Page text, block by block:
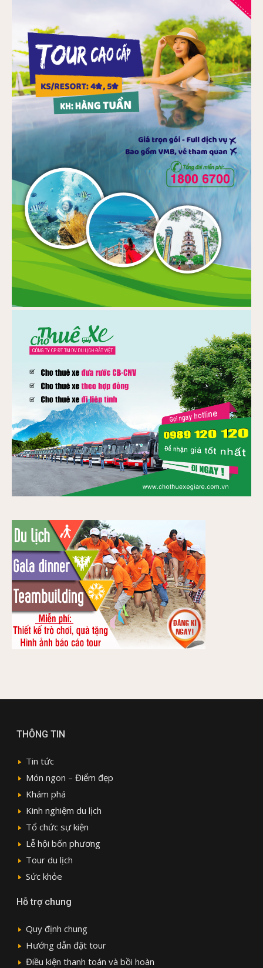
THÔNG TIN
Tin tức
Món ngon – Điểm đẹp
Khám phá
Kinh nghiệm du lịch
Tổ chức sự kiện
Lễ hội bốn phương
Tour du lịch
Sức khỏe
Hỗ trợ chung
Quy định chung
Hướng dẫn đặt tour
Điều kiện thanh toán và bồi hoàn